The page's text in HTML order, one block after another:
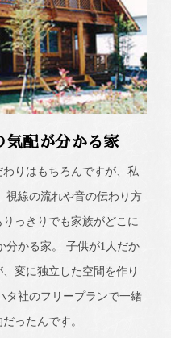
気配が分かる家
りはもちろんですが、私
視線の流れや音の伝わり方
っきりでも家族がどこに
分かる家。 子供が1人だか
変に独立した空間を作り
タ社のフリープランで一緒
ったんです。